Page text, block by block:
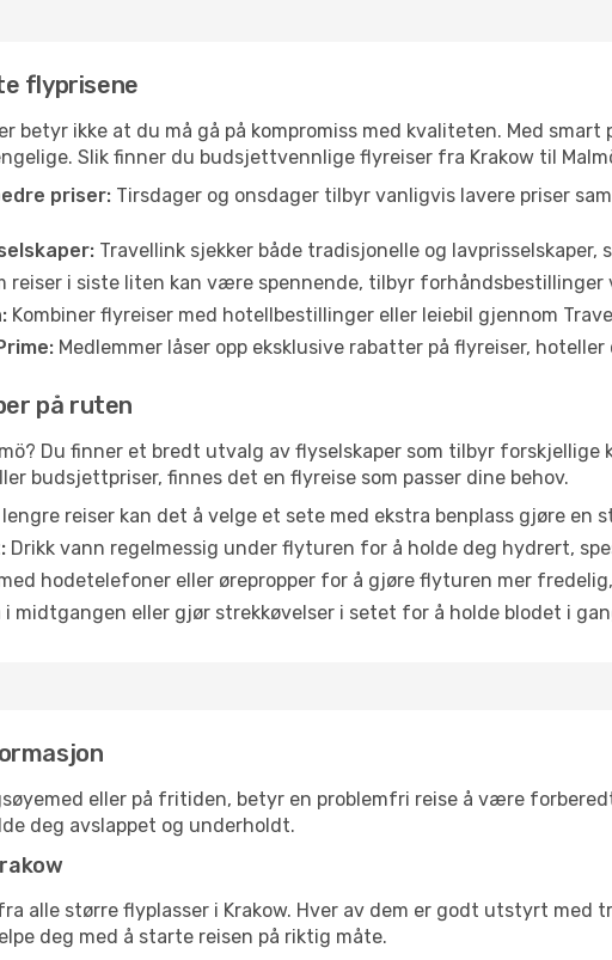
flyprisene
betyr ikke at du må gå på kompromiss med kvaliteten. Med
Slik finner du budsjettvennlige flyreiser fra Krakow til
priser: Tirsdager og onsdager tilbyr vanligvis lavere priser
Travellink sjekker både tradisjonelle og
reiser i siste liten kan være spennende, tilbyr forhåndsbestillinger
Kombiner flyreiser med hotellbestillinger eller leiebil gjennom
Medlemmer låser opp eksklusive rabatter på flyreiser,
på ruten
Du finner et bredt utvalg av flyselskaper som tilbyr
budsjettpriser, finnes det en flyreise som passer dine behov.
lengre reiser kan det å velge et sete med ekstra benplass gjøre en
Drikk vann regelmessig under flyturen for å holde deg hydrert,
hodetelefoner eller ørepropper for å gjøre flyturen mer
i midtgangen eller gjør strekkøvelser i setet for å holde blodet i
eller på fritiden, betyr en problemfri reise å være
deg avslappet og underholdt.
alle større flyplasser i Krakow. Hver av dem er godt utstyrt med
deg med å starte reisen på riktig måte.